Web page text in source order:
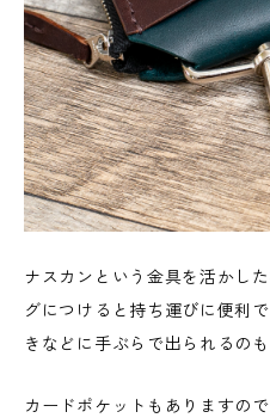
ナスカンという金具を活かし
グにつけると持ち運びに便利
きなどに手ぶらで出られるのも
カードポケットもありますの